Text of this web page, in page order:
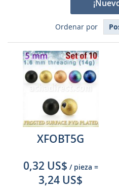
Ordenar por
XFOBT5G
0,32 US$ / pieza =
3,24 US$